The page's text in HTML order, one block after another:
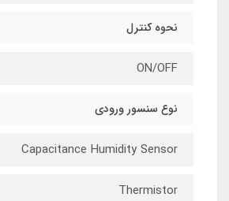
نحوه کنترل
ON/OFF
نوع سنسور ورودی
Capacitance Humidity Sensor
Thermistor